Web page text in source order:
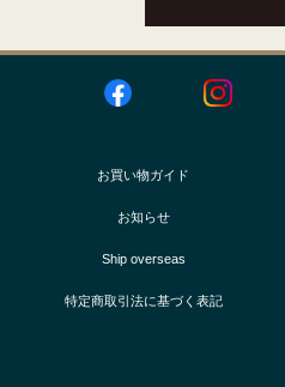
お買い物ガイド
お知らせ
Ship overseas
特定商取引法に基づく表記